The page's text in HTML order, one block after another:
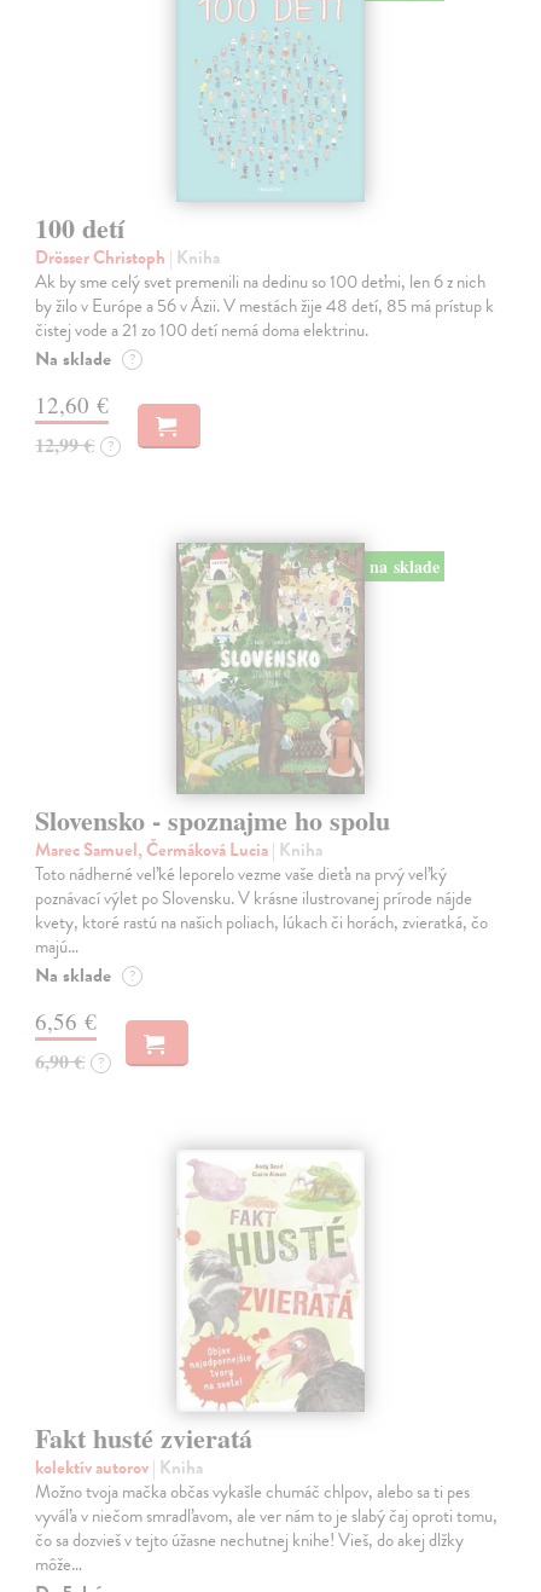
100 detí
Drösser Christoph | Kniha
Ak by sme celý svet premenili na dedinu so 100 deťmi, len 6 z nich
by žilo v Európe a 56 v Ázii. V mestách žije 48 detí, 85 má prístup k
čistej vode a 21 zo 100 detí nemá doma elektrinu.
Na sklade ?
12,60 €
12,99 € ?
na sklade
Slovensko - spoznajme ho spolu
Marec Samuel, Čermáková Lucia| Kniha
Toto nádherné veľké leporelo vezme vaše dieťa na prvý veľký
poznávací výlet po Slovensku. V krásne ilustrovanej prírode nájde
kvety, ktoré rastú na našich poliach, lúkach či horách, zvieratká, čo
majú…
Na sklade ?
6,56 €
6,90 € ?
Fakt husté zvieratá
kolektív autorov| Kniha
Možno tvoja mačka občas vykašle chumáč chlpov, alebo sa ti pes
vyváľa v niečom smradľavom, ale ver nám to je slabý čaj oproti tomu,
čo sa dozvieš v tejto úžasne nechutnej knihe! Vieš, do akej dlžky
môže…